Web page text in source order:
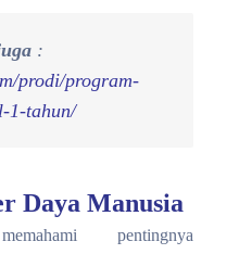
:
prodi/program-
1-tahun/
Daya Manusia
pentingnya